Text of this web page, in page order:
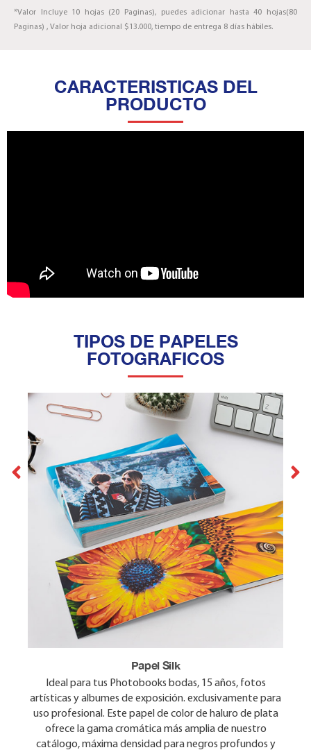
*Valor Incluye 10 hojas (20 Paginas), puedes adicionar hasta 40 hojas(80
Paginas) , Valor hoja adicional $13.000, tiempo de entrega 8 días hábiles.
CARACTERISTICAS DEL
PRODUCTO
TIPOS DE PAPELES
FOTOGRAFICOS
Papel Mate Crystal Archive Fujifilm
Ideal para tus photobooks de Vacaciones, Familia, libro
de firmas y corporativo. Este papel incorpora una
emulsión de haluro de plata y tecnología de
acopladores y de diseño de capas para ofrecer una
reproducción del color mejorada, pureza de blancos, una
Papel Silk
Ideal para tus Photobooks bodas, 15 años, fotos
artísticas y albumes de exposición. exclusivamente para
uso profesional. Este papel de color de haluro de plata
ofrece la gama cromática más amplia de nuestro
catálogo, máxima densidad para negros profundos y